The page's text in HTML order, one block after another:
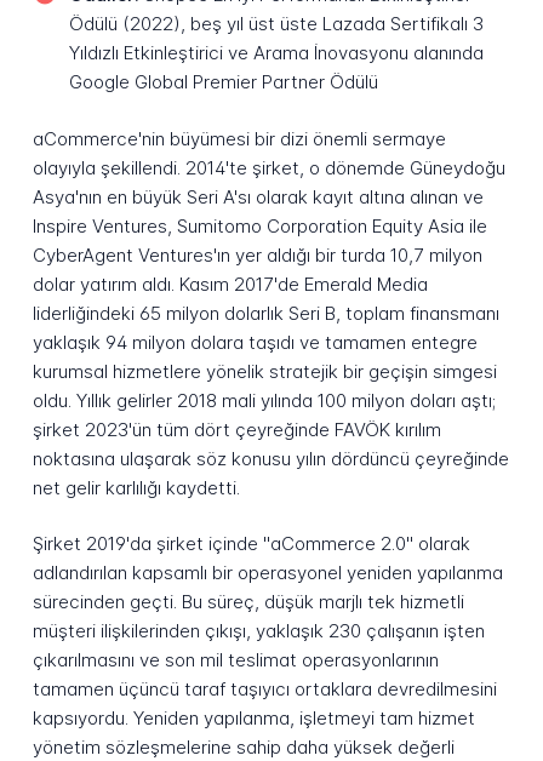
Ödülü (2022), beş yıl üst üste Lazada Sertifikalı 3
Yıldızlı Etkinleştirici ve Arama İnovasyonu alanında
Google Global Premier Partner Ödülü
aCommerce'nin büyümesi bir dizi önemli sermaye
olayıyla şekillendi. 2014'te şirket, o dönemde Güneydoğu
Asya'nın en büyük Seri A'sı olarak kayıt altına alınan ve
Inspire Ventures, Sumitomo Corporation Equity Asia ile
CyberAgent Ventures'ın yer aldığı bir turda 10,7 milyon
dolar yatırım aldı. Kasım 2017'de Emerald Media
liderliğindeki 65 milyon dolarlık Seri B, toplam finansmanı
yaklaşık 94 milyon dolara taşıdı ve tamamen entegre
kurumsal hizmetlere yönelik stratejik bir geçişin simgesi
oldu. Yıllık gelirler 2018 mali yılında 100 milyon doları aştı;
şirket 2023'ün tüm dört çeyreğinde FAVÖK kırılım
noktasına ulaşarak söz konusu yılın dördüncü çeyreğinde
net gelir karlılığı kaydetti.
Şirket 2019'da şirket içinde "aCommerce 2.0" olarak
adlandırılan kapsamlı bir operasyonel yeniden yapılanma
sürecinden geçti. Bu süreç, düşük marjlı tek hizmetli
müşteri ilişkilerinden çıkışı, yaklaşık 230 çalışanın işten
çıkarılmasını ve son mil teslimat operasyonlarının
tamamen üçüncü taraf taşıyıcı ortaklara devredilmesini
kapsıyordu. Yeniden yapılanma, işletmeyi tam hizmet
yönetim sözleşmelerine sahip daha yüksek değerli